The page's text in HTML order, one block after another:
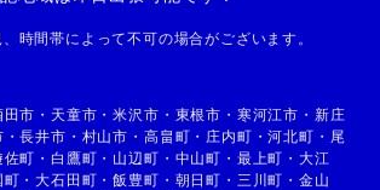
時間帯によって不可の場合がございます。
田市 ・ 天童市 ・米沢市 ・ 東根市 ・ 寒河江市 ・ 新庄
・長井市 ・ 村山市 ・ 高畠町 ・ 庄内町 ・河北町 ・ 尾
佐町 ・ 白鷹町 ・ 山辺町 ・ 中山町 ・ 最上町 ・ 大江
町 ・大石田町 ・飯豊町 ・ 朝日町 ・ 三川町 ・ 金山